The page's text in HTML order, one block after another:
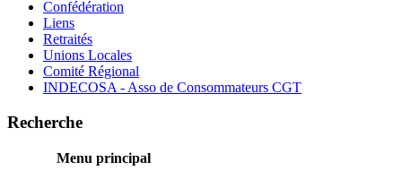
Confédération
Liens
Retraités
Unions Locales
Comité Régional
INDECOSA - Asso de Consommateurs CGT
Recherche
Menu principal